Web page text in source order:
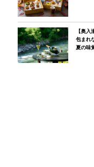
【奥
包まれ
夏の味